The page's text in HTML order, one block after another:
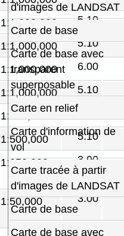
1:1,000,000 5.10
1:1,000,000 5.10
1:1,000,000 6.00
1:1,000,000 5.10
1:500,000 4.80
1:500,000 5.10
1:250,000 3.90
1:50,000 3.00
d'images de LANDSAT
Carte de base
Carte de base avec
transparent
superposable
Carte en relief
Carte d'information de
vol
Carte tracée à partir
d'images de LANDSAT
Carte de base
Carte de base avec